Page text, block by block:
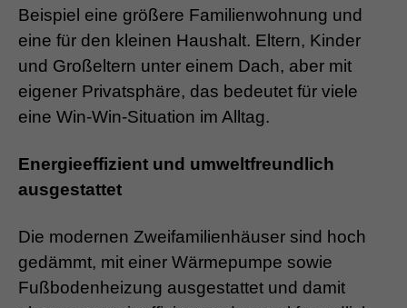
Beispiel eine größere Familienwohnung und
eine für den kleinen Haushalt. Eltern, Kinder
und Großeltern unter einem Dach, aber mit
eigener Privatsphäre, das bedeutet für viele
eine Win-Win-Situation im Alltag.
Energieeffizient und umweltfreundlich
ausgestattet
Die modernen Zweifamilienhäuser sind hoch
gedämmt, mit einer Wärmepumpe sowie
Fußbodenheizung ausgestattet und damit